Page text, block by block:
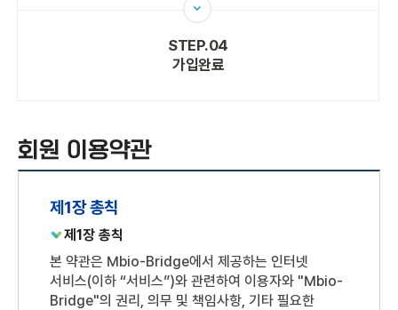
STEP.04
가입완료
회원 이용약관
제1장 총칙
제1장 총칙
본 약관은 Mbio-Bridge에서 제공하는 인터넷
서비스(이하 “서비스”)와 관련하여 이용자와 "Mbio-
Bridge"의 권리, 의무 및 책임사항, 기타 필요한